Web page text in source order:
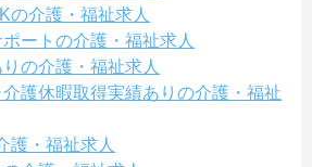
の介護・福祉求人
ートの介護・福祉求人
の介護・福祉求人
護休暇取得実績ありの介護・福祉
護・福祉求人